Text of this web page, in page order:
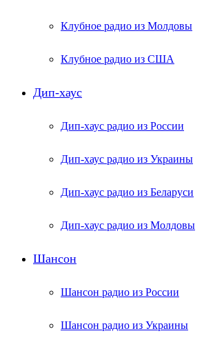
Клубное радио из Молдовы
Клубное радио из США
Дип-хаус
Дип-хаус радио из России
Дип-хаус радио из Украины
Дип-хаус радио из Беларуси
Дип-хаус радио из Молдовы
Шансон
Шансон радио из России
Шансон радио из Украины